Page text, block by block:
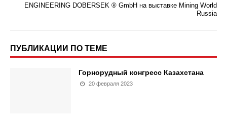
ENGINEERING DOBERSEK ® GmbH на выставке Mining World
Russia
ПУБЛИКАЦИИ ПО ТЕМЕ
Горнорудный конгресс Казахстана
20 февраля 2023